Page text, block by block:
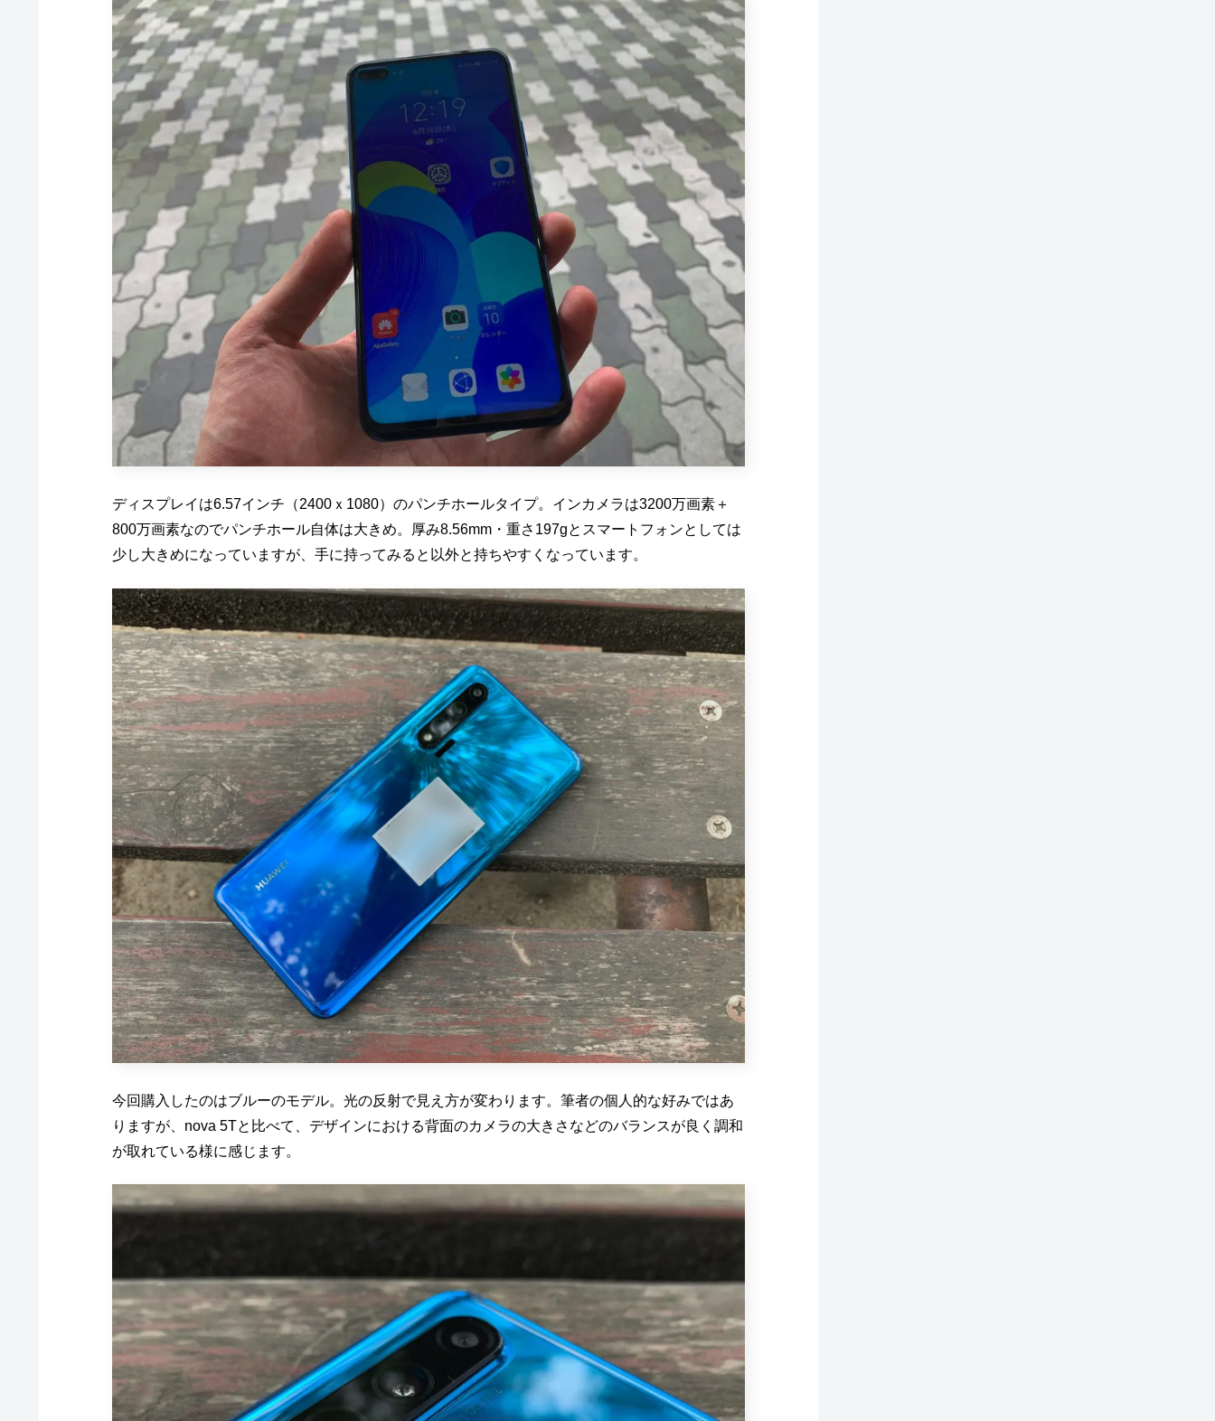
ディスプレイは6.57インチ（2400ｘ1080）のパンチホールタイプ。インカメラは3200万画素＋
800万画素なのでパンチホール自体は大きめ。厚み8.56mm・重さ197gとスマートフォンとしては
少し大きめになっていますが、手に持ってみると以外と持ちやすくなっています。
今回購入したのはブルーのモデル。光の反射で見え方が変わります。筆者の個人的な好みではあ
りますが、nova 5Tと比べて、デザインにおける背面のカメラの大きさなどのバランスが良く調和
が取れている様に感じます。